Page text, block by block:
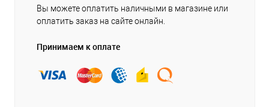
Вы можете оплатить наличными в магазине или
оплатить заказ на сайте онлайн.
Принимаем к оплате